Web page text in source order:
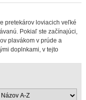
pretekárov loviacich veľké
Pokiaľ ste začínajúci,
plavákom v prúde a
doplnkami, v tejto